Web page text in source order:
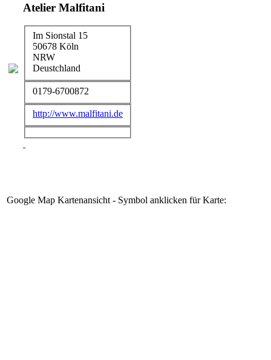
Atelier Malfitani
Im Sionstal 15
50678 Köln
NRW
Deustchland
0179-6700872
http://www.malfitani.de
Google Map Kartenansicht - Symbol anklicken für Karte: